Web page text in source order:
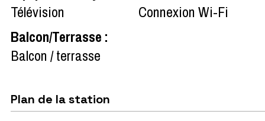
Télévision
Connexion Wi-Fi
Balcon/Terrasse :
Balcon / terrasse
Plan de la station